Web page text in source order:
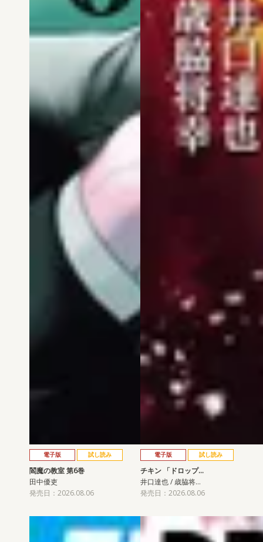
電子版 試し読み
閻魔の教室 第6巻
田中優吏
発売日：2026.08.06
電子版 試し読み
チキン 「ドロップ…
井口達也 / 歳脇将…
発売日：2026.08.06